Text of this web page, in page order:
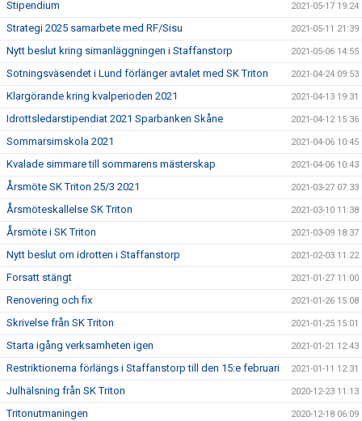
Stipendium 2021-05-17 19:24
Strategi 2025 samarbete med RF/Sisu 2021-05-11 21:39
Nytt beslut kring simanläggningen i Staffanstorp 2021-05-06 14:55
Sotningsväsendet i Lund förlänger avtalet med SK Triton 2021-04-24 09:53
Klargörande kring kvalperioden 2021 2021-04-13 19:31
Idrottsledarstipendiat 2021 Sparbanken Skåne 2021-04-12 15:36
Sommarsimskola 2021 2021-04-06 10:45
Kvalade simmare till sommarens mästerskap 2021-04-06 10:43
Årsmöte SK Triton 25/3 2021 2021-03-27 07:33
Årsmöteskallelse SK Triton 2021-03-10 11:38
Årsmöte i SK Triton 2021-03-09 18:37
Nytt beslut om idrotten i Staffanstorp 2021-02-03 11:22
Forsatt stängt 2021-01-27 11:00
Renovering och fix 2021-01-26 15:08
Skrivelse från SK Triton 2021-01-25 15:01
Starta igång verksamheten igen 2021-01-21 12:43
Restriktionerna förlängs i Staffanstorp till den 15:e februari 2021-01-11 12:31
Julhälsning från SK Triton 2020-12-23 11:13
Tritonutmaningen 2020-12-18 06:09